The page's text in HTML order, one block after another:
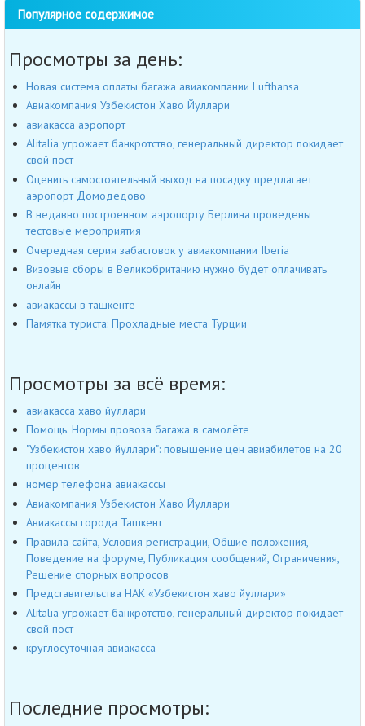
Популярное содержимое
Просмотры за день:
Новая система оплаты багажа авиакомпании Lufthansa
Авиакомпания Узбекистон Хаво Йуллари
авиакасса аэропорт
Alitalia угрожает банкротство, генеральный директор покидает
свой пост
Оценить самостоятельный выход на посадку предлагает
аэропорт Домодедово
В недавно построенном аэропорту Берлина проведены
тестовые мероприятия
Очередная серия забастовок у авиакомпании Iberia
Визовые сборы в Великобританию нужно будет оплачивать
онлайн
авиакассы в ташкенте
Памятка туриста: Прохладные места Турции
Просмотры за всё время:
авиакасса хаво йуллари
Помощь. Нормы провоза багажа в самолёте
"Узбекистон хаво йуллари": повышение цен авиабилетов на 20
процентов
номер телефона авиакассы
Авиакомпания Узбекистон Хаво Йуллари
Авиакассы города Ташкент
Правила сайта, Условия регистрации, Общие положения,
Поведение на форуме, Публикация сообщений, Ограничения,
Решение спорных вопросов
Представительства НАК «Узбекистон хаво йуллари»
Alitalia угрожает банкротство, генеральный директор покидает
свой пост
круглосуточная авиакасса
Последние просмотры: